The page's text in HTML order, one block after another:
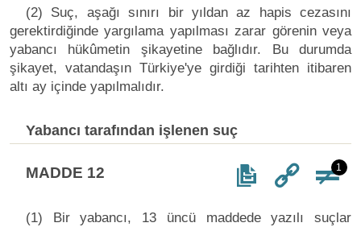
(2) Suç, aşağı sınırı bir yıldan az hapis cezasını
gerektirdiğinde yargılama yapılması zarar görenin veya
yabancı hükûmetin şikayetine bağlıdır. Bu durumda
şikayet, vatandaşın Türkiye'ye girdiği tarihten itibaren
altı ay içinde yapılmalıdır.
Yabancı tarafından işlenen suç
MADDE 12 1
(1) Bir yabancı, 13 üncü maddede yazılı suçlar